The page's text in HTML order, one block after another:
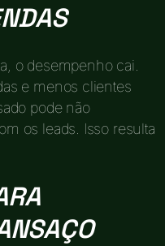
o desempenho cai.
e menos clientes
pode não
os leads. Isso resulta